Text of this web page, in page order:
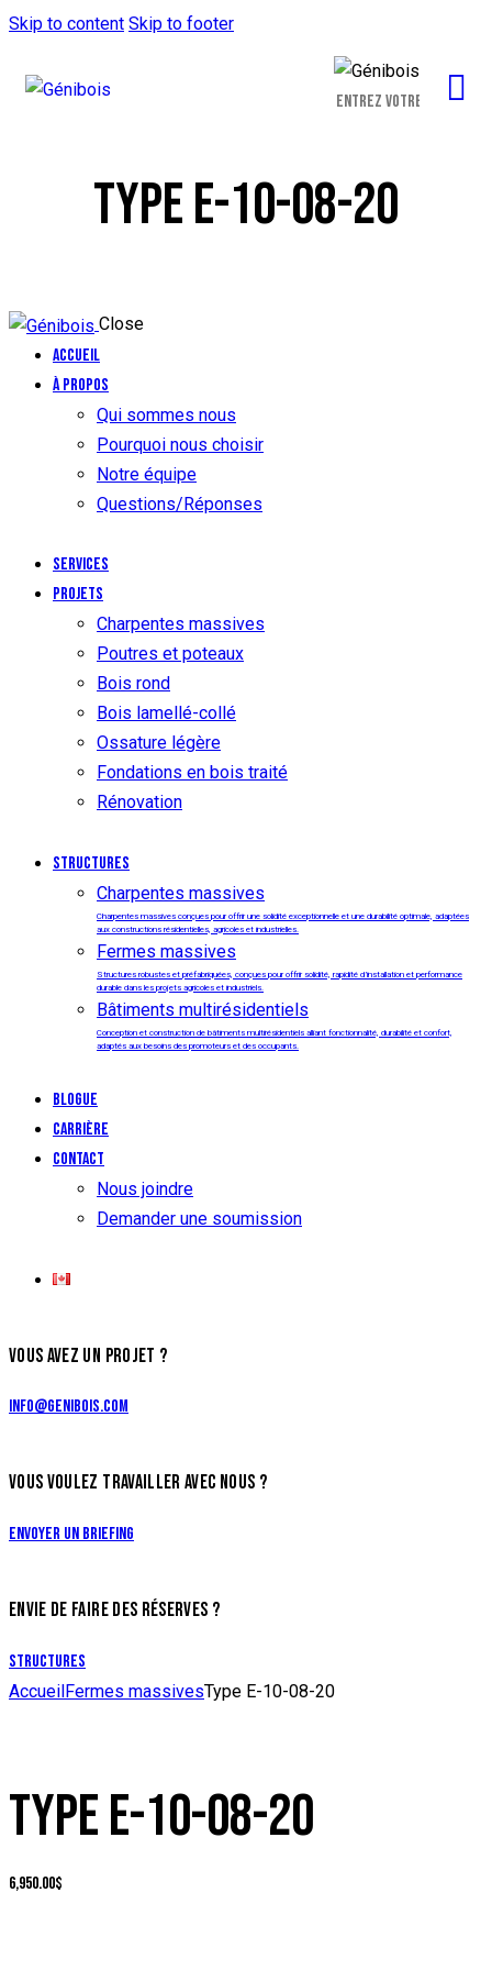
Skip to content Skip to footer
TYPE E-10-08-20
Close
Accueil
À propos
Qui sommes nous
Pourquoi nous choisir
Notre équipe
Questions/Réponses
Services
Projets
Charpentes massives
Poutres et poteaux
Bois rond
Bois lamellé-collé
Ossature légère
Fondations en bois traité
Rénovation
Structures
Charpentes massives
Charpentes massives conçues pour offrir une solidité exceptionnelle et une durabilité optimale, adaptées
aux constructions résidentielles, agricoles et industrielles.
Fermes massives
Structures robustes et préfabriquées, conçues pour offrir solidité, rapidité d’installation et performance
durable dans les projets agricoles et industriels.
Bâtiments multirésidentiels
Conception et construction de bâtiments multirésidentiels alliant fonctionnalité, durabilité et confort,
adaptés aux besoins des promoteurs et des occupants.
Blogue
Carrière
Contact
Nous joindre
Demander une soumission
VOUS AVEZ UN PROJET ?
info@genibois.com
VOUS VOULEZ TRAVAILLER AVEC NOUS ?
Envoyer un briefing
ENVIE DE FAIRE DES RÉSERVES ?
Structures
AccueilFermes massivesType E-10-08-20
TYPE E-10-08-20
6,950.00$